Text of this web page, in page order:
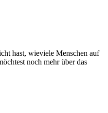
hast, wieviele Menschen auf
noch mehr über das